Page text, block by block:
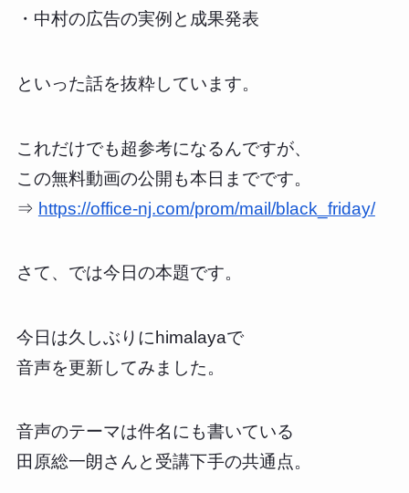
・中村の広告の実例と成果発表
といった話を抜粋しています。
これだけでも超参考になるんですが、
この無料動画の公開も本日までです。
⇒ https://office-nj.com/prom/mail/black_friday/
さて、では今日の本題です。
今日は久しぶりにhimalayaで
音声を更新してみました。
音声のテーマは件名にも書いている
田原総一朗さんと受講下手の共通点。